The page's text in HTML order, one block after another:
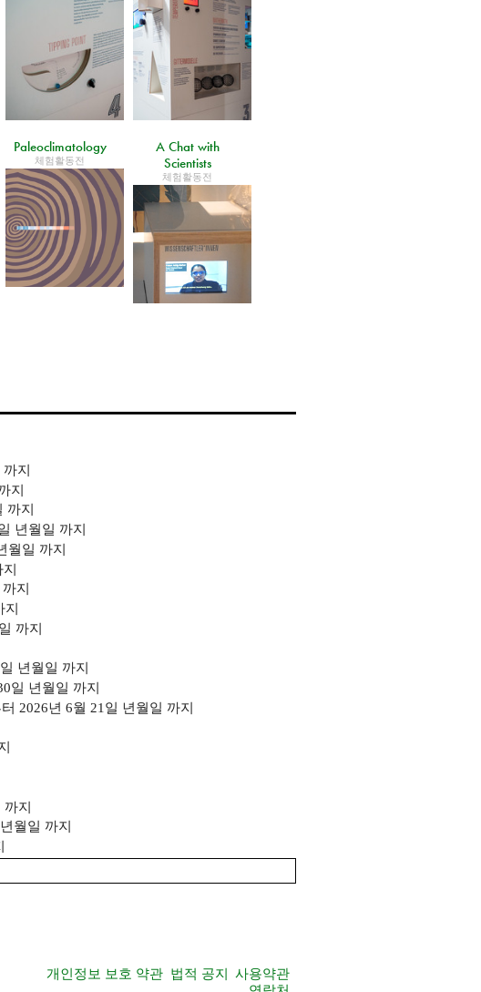
Paleoclimatology
체험활동전
A Chat with
Scientists
체험활동전
까지
지
까지
년월일 까지
월일 까지
까지
지
까지
년월일 까지
일 년월일 까지
2026년 6월 21일 년월일 까지
까지
월일 까지
사용약관
법적 공지
개인정보 보호 약관